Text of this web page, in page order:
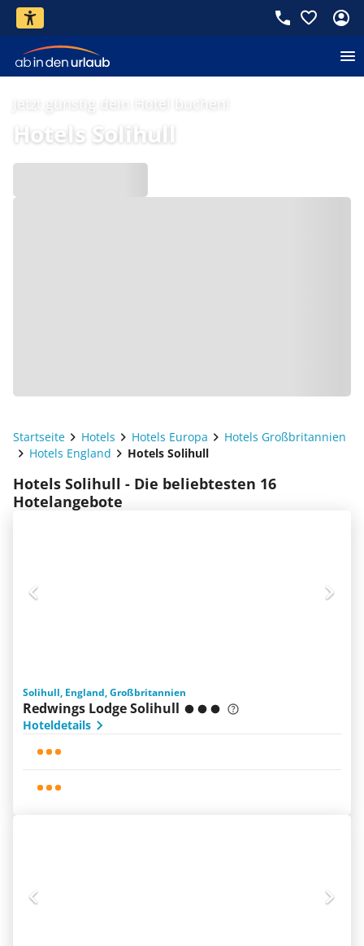
Jetzt günstig dein Hotel buchen!
Hotels Solihull
Startseite Hotels Hotels Europa
Hotels Großbritannien
Hotels England
Hotels Solihull
Hotels Solihull - Die beliebtesten 16
Hotelangebote
Solihull, England, Großbritannien
Redwings Lodge Solihull
Hoteldetails